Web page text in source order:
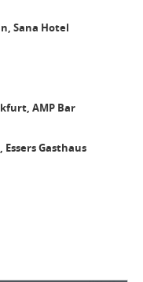
w/d)
operativen Einkauf
Sana Hotel
AMP Bar
Gasthaus